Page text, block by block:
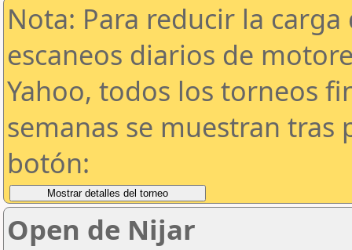
Nota: Para reducir la
escaneos diarios de
Yahoo, todos los torneos
semanas se muestran tras
botón:
Open de Nijar